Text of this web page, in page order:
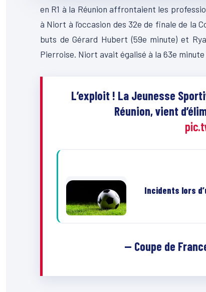
en R1 à la Réunion affrontaient les
à Niort à l’occasion des 32e de finale de la
buts de Gérard Hubert (59e minute) et
Pierroise. Niort avait égalisé à la 63e minute
L’exploit ! La Jeunesse
Réunion, vient
Incidents lors
— Coupe de